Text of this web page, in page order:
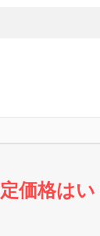
価格はい